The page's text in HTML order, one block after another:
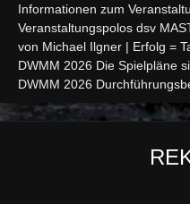
Informationen zum
Veranstaltungspolos dsv
von Michael Ilgner | Erfolg =
DWMM 2026 Die Spielpläne
DWMM 2026